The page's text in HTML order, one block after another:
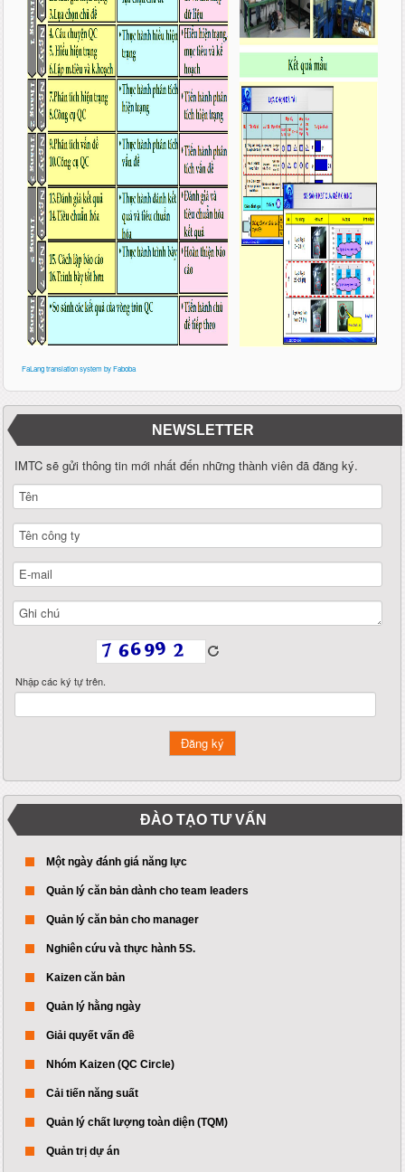
FaLang translation system by Faboba
NEWSLETTER
IMTC sẽ gửi thông tin mới nhất đến những thành viên đã đăng ký.
Nhập các ký tự trên.
ĐÀO TẠO TƯ VẤN
Một ngày đánh giá năng lực
Quản lý căn bản dành cho team leaders
Quản lý căn bản cho manager
Nghiên cứu và thực hành 5S.
Kaizen căn bản
Quản lý hằng ngày
Giải quyết vấn đề
Nhóm Kaizen (QC Circle)
Cải tiến năng suất
Quản lý chất lượng toàn diện (TQM)
Quản trị dự án